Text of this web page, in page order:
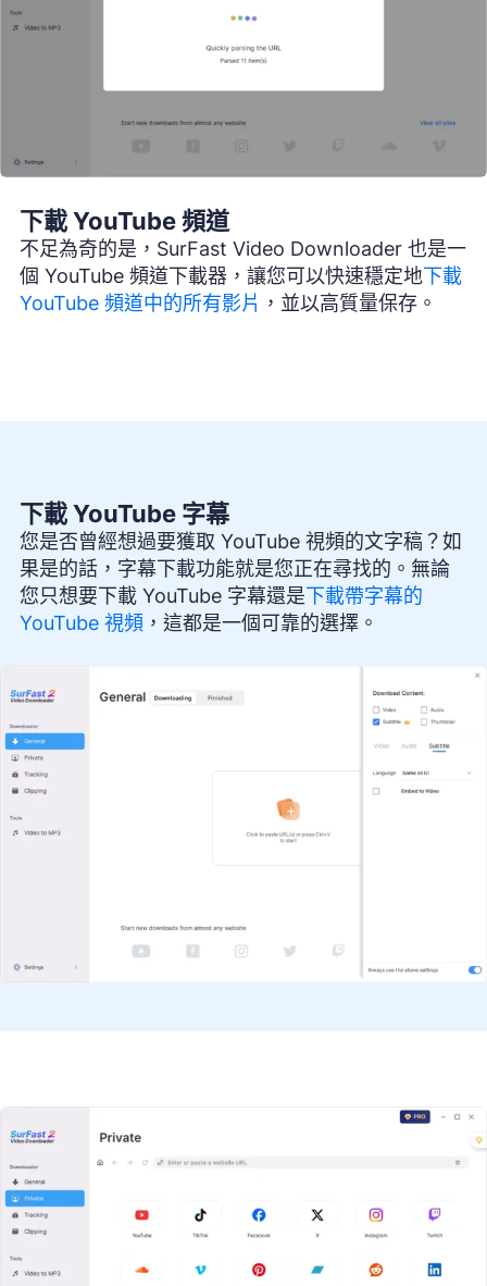
下載 YouTube 頻道
不足為奇的是，SurFast Video Downloader 也是一
個 YouTube 頻道下載器，讓您可以快速穩定地下載
YouTube 頻道中的所有影片 ，並以高質量保存。
下載 YouTube 字幕
您是否曾經想過要獲取 YouTube 視頻的文字稿？如
果是的話，字幕下載功能就是您正在尋找的。無論
您只想要下載 YouTube 字幕還是下載帶字幕的
YouTube 視頻 ，這都是一個可靠的選擇。